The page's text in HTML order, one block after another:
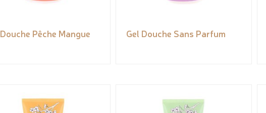
Pêche Mangue Gel Douche Sans Parfum